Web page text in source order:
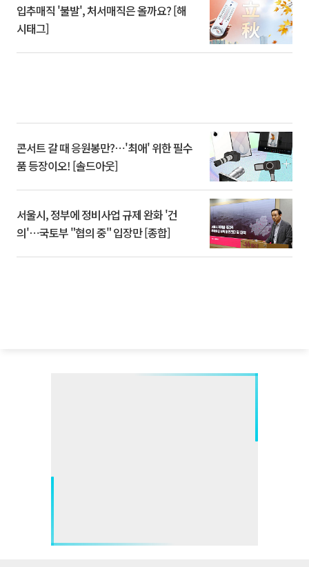
입추매직 '불발', 처서매직은 올까요? [해
시태그]
콘서트 갈 때 응원봉만?⋯'최애' 위한 필수
품 등장이오! [솔드아웃]
서울시, 정부에 정비사업 규제 완화 '건
의'⋯국토부 "협의 중" 입장만 [종합]